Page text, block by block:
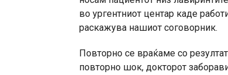
во ургентниот центар каде
раскажува нашиот соговорник.
Повторно се враќаме со
повторно шок, докторот